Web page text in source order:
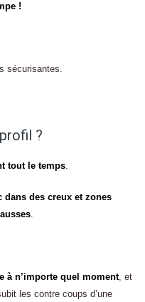
!
sécurisantes.
?
tout le temps.
dans des creux et zones
.
à n’importe quel moment, et
les contre coups d’une